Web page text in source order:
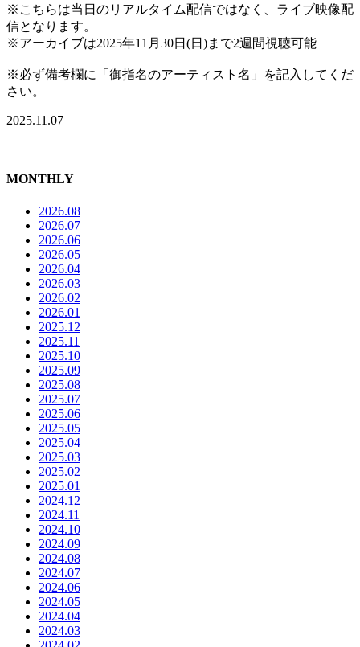
※こちらは当日のリアルタイム配信ではなく、ライブ映像配
信となります。
※アーカイブは2025年11月30日(日)まで2週間視聴可能
※必ず備考欄に「御指名のアーティスト名」を記入してくだ
さい。
2025.11.07
MONTHLY
2026.08
2026.07
2026.06
2026.05
2026.04
2026.03
2026.02
2026.01
2025.12
2025.11
2025.10
2025.09
2025.08
2025.07
2025.06
2025.05
2025.04
2025.03
2025.02
2025.01
2024.12
2024.11
2024.10
2024.09
2024.08
2024.07
2024.06
2024.05
2024.04
2024.03